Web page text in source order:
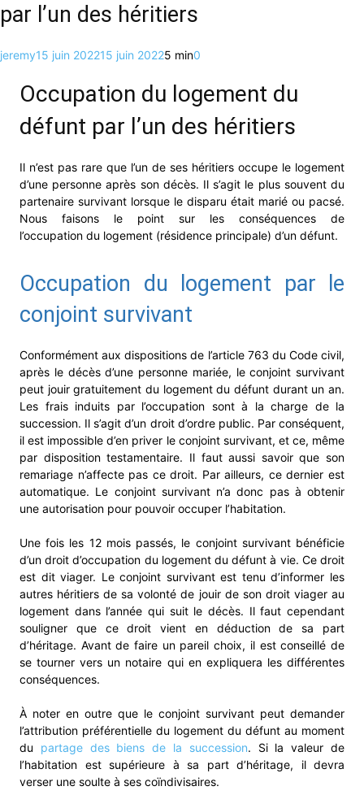
par l’un des héritiers
jeremy15 juin 202215 juin 20225 min0
Occupation du logement du
défunt par l’un des héritiers
Il n’est pas rare que l’un de ses héritiers occupe le logement
d’une personne après son décès. Il s’agit le plus souvent du
partenaire survivant lorsque le disparu était marié ou pacsé.
Nous faisons le point sur les conséquences de
l’occupation du logement (résidence principale) d’un défunt.
Occupation du logement par le
conjoint survivant
Conformément aux dispositions de l’article 763 du Code civil,
après le décès d’une personne mariée, le conjoint survivant
peut jouir gratuitement du logement du défunt durant un an.
Les frais induits par l’occupation sont à la charge de la
succession. Il s’agit d’un droit d’ordre public. Par conséquent,
il est impossible d’en priver le conjoint survivant, et ce, même
par disposition testamentaire. Il faut aussi savoir que son
remariage n’affecte pas ce droit. Par ailleurs, ce dernier est
automatique. Le conjoint survivant n’a donc pas à obtenir
une autorisation pour pouvoir occuper l’habitation.
Une fois les 12 mois passés, le conjoint survivant bénéficie
d’un droit d’occupation du logement du défunt à vie. Ce droit
est dit viager. Le conjoint survivant est tenu d’informer les
autres héritiers de sa volonté de jouir de son droit viager au
logement dans l’année qui suit le décès. Il faut cependant
souligner que ce droit vient en déduction de sa part
d’héritage. Avant de faire un pareil choix, il est conseillé de
se tourner vers un notaire qui en expliquera les différentes
conséquences.
À noter en outre que le conjoint survivant peut demander
l’attribution préférentielle du logement du défunt au moment
du partage des biens de la succession. Si la valeur de
l’habitation est supérieure à sa part d’héritage, il devra
verser une soulte à ses coïndivisaires.